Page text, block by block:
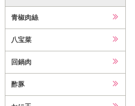
青椒肉絲
八宝菜
回鍋肉
酢豚